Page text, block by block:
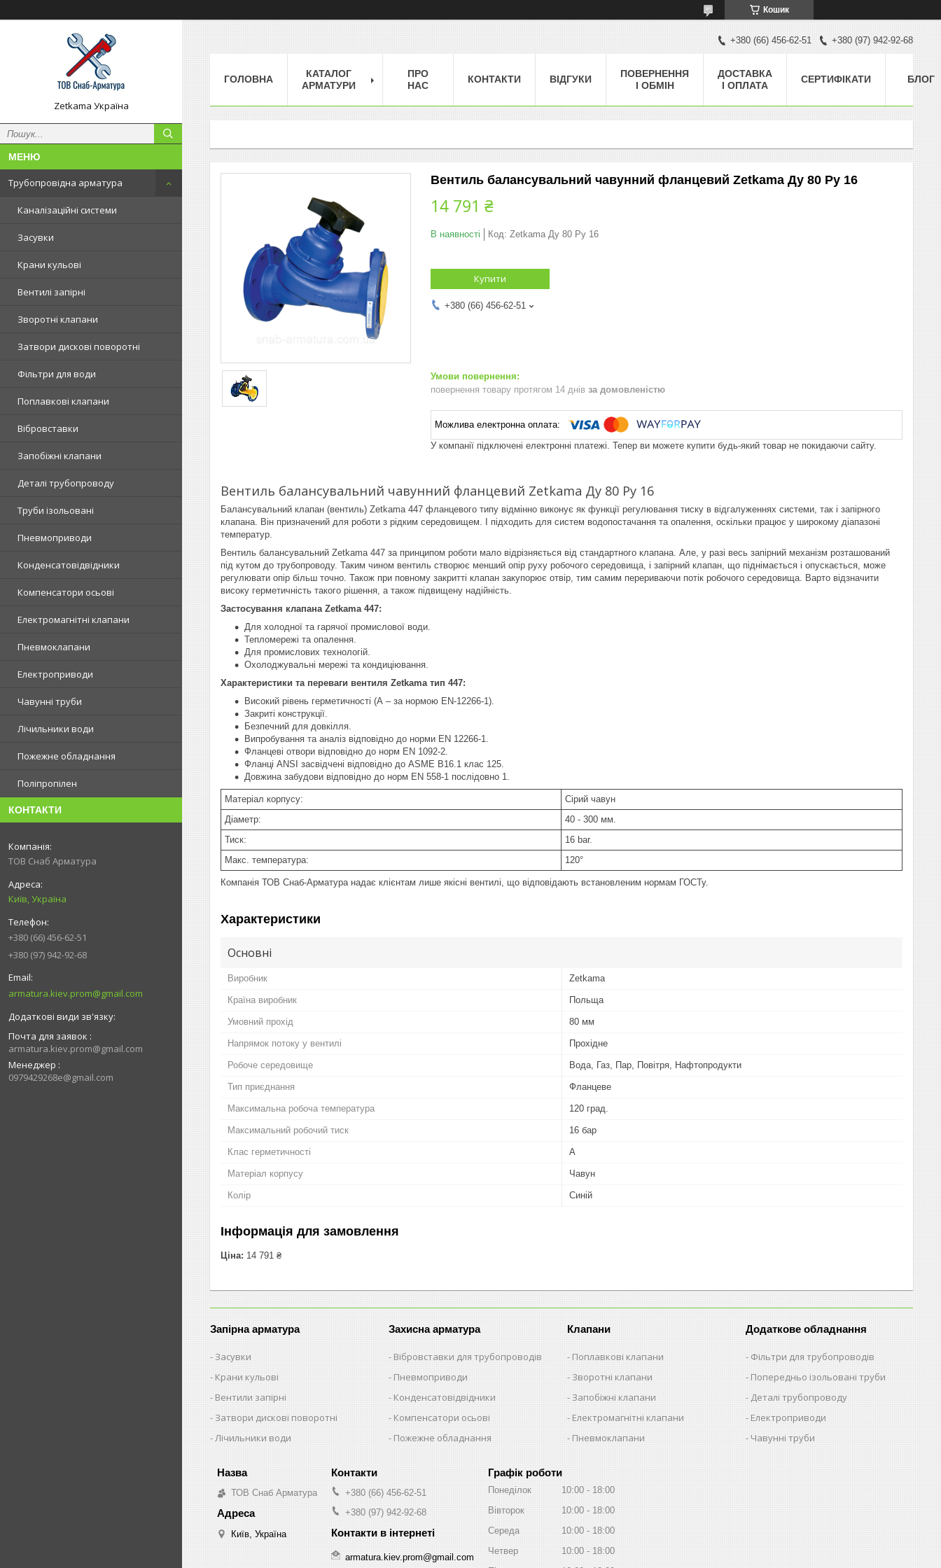
Кошик
Zetkama Україна
Трубопровідна арматура
Каналізаційні системи
Засувки
Крани кульові
Вентилі запірні
Зворотні клапани
Затвори дискові поворотні
Фільтри для води
Поплавкові клапани
Вібровставки
Запобіжні клапани
Деталі трубопроводу
Труби ізольовані
Пневмоприводи
Конденсатовідвідники
Компенсатори осьові
Електромагнітні клапани
Пневмоклапани
Електроприводи
Чавунні труби
Лічильники води
Пожежне обладнання
Поліпропілен
КОНТАКТИ
ТОВ Снаб Арматура
Київ, Україна
+380 (66) 456-62-51
+380 (97) 942-92-68
armatura.kiev.prom@gmail.com
Почта для заявок
armatura.kiev.prom@gmail.com
Менеджер
0979429268e@gmail.com
+380 (66) 456-62-51 +380 (97) 942-92-68
ГОЛОВНА
КАТАЛОГ
АРМАТУРИ
ПРО
НАС
КОНТАКТИ ВІДГУКИ
ПОВЕРНЕННЯ
І ОБМІН
ДОСТАВКА
І ОПЛАТА
СЕРТИФІКАТИ БЛОГ
Вентиль балансувальний чавунний фланцевий Zetkama Ду 80 Ру 16
14 791 ₴
В наявності Код: Zetkama Ду 80 Ру 16
Купити
+380 (66) 456-62-51
повернення товару протягом 14 днів за домовленістю
У компанії підключені електронні платежі. Тепер ви можете купити будь-який товар не покидаючи сайту.
Вентиль балансувальний чавунний фланцевий Zetkama Ду 80 Ру 16
Балансувальний клапан (вентиль) Zеtkama 447 фланцевого типу відмінно виконує як функції регулювання тиску в відгалуженнях системи, так і запірного
клапана. Він призначений для роботи з рідким середовищем. І підходить для систем водопостачання та опалення, оскільки працює у широкому діапазоні
температур.
Вентиль балансувальний Zеtkama 447 за принципом роботи мало відрізняється від стандартного клапана. Але, у разі весь запірний механізм розташований
під кутом до трубопроводу. Таким чином вентиль створює менший опір руху робочого середовища, і запірний клапан, що піднімається і опускається, може
регулювати опір більш точно. Також при повному закритті клапан закупорює отвір, тим самим перериваючи потік робочого середовища. Варто відзначити
високу герметичність такого рішення, а також підвищену надійність.
Застосування клапана Zetkama 447:
Для холодної та гарячої промислової води.
Тепломережі та опалення.
Для промислових технологій.
Охолоджувальні мережі та кондиціювання.
Характеристики та переваги вентиля Zetkama тип 447:
Високий рівень герметичності (А – за нормою EN-12266-1).
Закриті конструкції.
Безпечний для довкілля.
Випробування та аналіз відповідно до норми EN 12266-1.
Фланцеві отвори відповідно до норм EN 1092-2.
Фланці ANSI засвідчені відповідно до ASME B16.1 клас 125.
Довжина забудови відповідно до норм EN 558-1 послідовно 1.
Матеріал корпусу:
Сірий чавун
Діаметр:
40 - 300 мм.
Тиск:
16 bar.
Макс. температура:
120°
Компанія ТОВ Снаб-Арматура надає клієнтам лише якісні вентилі, що відповідають встановленим нормам ГОСТу.
Характеристики
Основні
Виробник Zetkama
Країна виробник Польща
Умовний прохід 80 мм
Напрямок потоку у вентилі Прохідне
Робоче середовище Вода, Газ, Пар, Повітря, Нафтопродукти
Тип приєднання Фланцеве
Максимальна робоча температура 120 град.
Максимальний робочий тиск 16 бар
Клас герметичності А
Матеріал корпусу Чавун
Колір Синій
Інформація для замовлення
Ціна: 14 791 ₴
Запірна арматура
Засувки
Крани кульові
Вентили запірні
Затвори дискові поворотні
Лічильники води
Захисна арматура
Вібровставки для трубопроводів
Пневмоприводи
Конденсатовідвідники
Компенсатори осьові
Пожежне обладнання
Клапани
Поплавкові клапани
Зворотні клапани
Запобіжні клапани
Електромагнітні клапани
Пневмоклапани
Додаткове обладнання
Фільтри для трубопроводів
Попередньо ізольовані труби
Деталі трубопроводу
Електроприводи
Чавунні труби
ТОВ Снаб Арматура
Київ, Україна
+380 (66) 456-62-51
+380 (97) 942-92-68
armatura.kiev.prom@gmail.com
Графік роботи
Понеділок 10:00
18:00
Вівторок
10:00
18:00
Середа
10:00
18:00
Четвер
10:00
18:00